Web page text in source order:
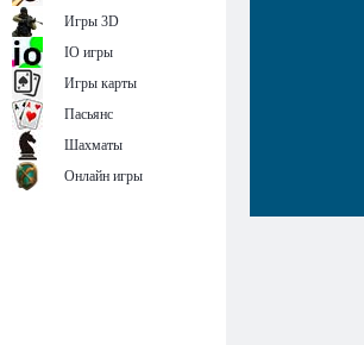
Игры 3D
IO игры
Игры карты
Пасьянс
Шахматы
Онлайн игры